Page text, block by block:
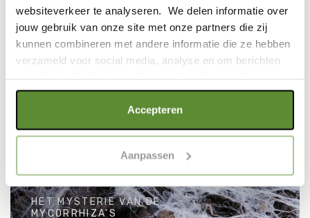
websiteverkeer te analyseren. We delen informatie over
jouw gebruik van onze site met onze partners die zij
kunnen combineren met andere informatie die ze hebben
verzameld voor social media, analyse en om berichten
Als je op "Alle cookies accepteren" klikt, ga je akkoord
met een optimaal gebruik van de website. Als je niet alle
"selectie toestaan" of "alleen noodzakelijke cookies", wat
wel gevolgen kan hebben voor de gebruiksvriendelijkheid
van de website. Voor meer inzage in de cookies klik dan
op "Cookie instellingen". Lees voor meer informatie
Accepteren
Aanpassen
naturepl.com / Juan Carlos Munoz / WWF
GORDEL
HET MYSTERIE VAN DE
MYCORRHIZA'S